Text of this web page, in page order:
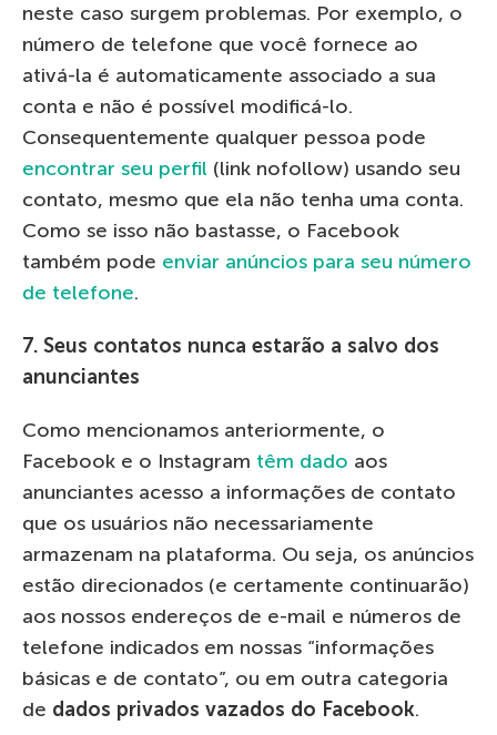
neste caso surgem problemas. Por exemplo, o
número de telefone que você fornece ao
ativá-la é automaticamente associado a sua
conta e não é possível modificá-lo.
Consequentemente qualquer pessoa pode
encontrar seu perfil (link nofollow) usando seu
contato, mesmo que ela não tenha uma conta.
Como se isso não bastasse, o Facebook
também pode enviar anúncios para seu número
de telefone.
7. Seus contatos nunca estarão a salvo dos
anunciantes
Como mencionamos anteriormente, o
Facebook e o Instagram têm dado aos
anunciantes acesso a informações de contato
que os usuários não necessariamente
armazenam na plataforma. Ou seja, os anúncios
estão direcionados (e certamente continuarão)
aos nossos endereços de e-mail e números de
telefone indicados em nossas “informações
básicas e de contato”, ou em outra categoria
de dados privados vazados do Facebook.